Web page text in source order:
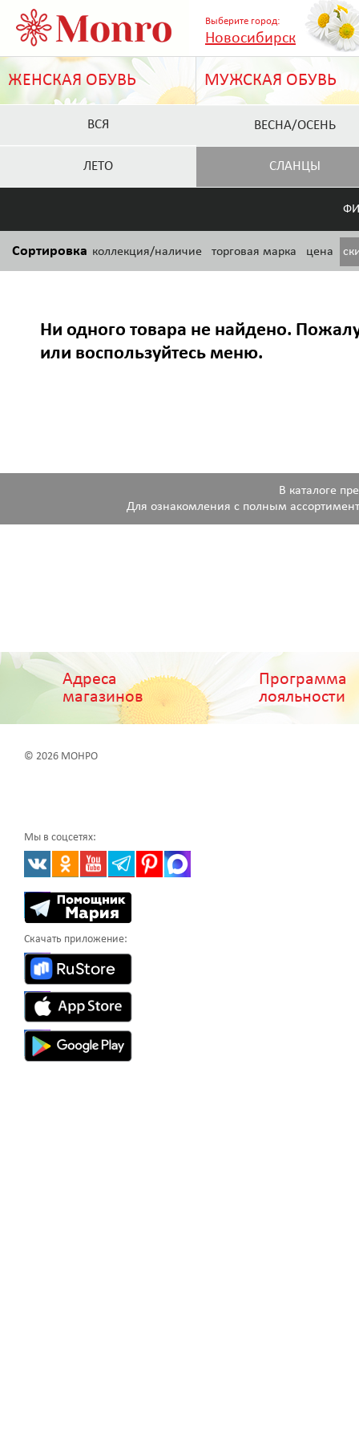
Выберите город:
Новосибирск
ЖЕНСКАЯ ОБУВЬ МУЖСКАЯ ОБУВЬ
ВСЯ ВЕСНА/ОСЕНЬ
ЛЕТО СЛАНЦЫ
Сортировка коллекция/наличие торговая марка цена
Ни одного товара не найдено.
или воспользуйтесь меню.
В каталоге
Для ознакомления с полным
Адреса
магазинов
Программа
лояльности
© 2026 МОНРО
Мы в соцсетях:
Скачать приложение: